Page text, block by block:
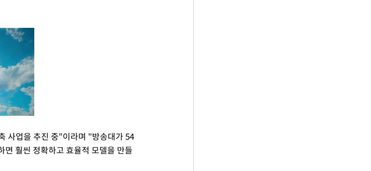
사업을 추진 중"이라며 "방송대가 54
면 훨씬 정확하고 효율적 모델을 만들